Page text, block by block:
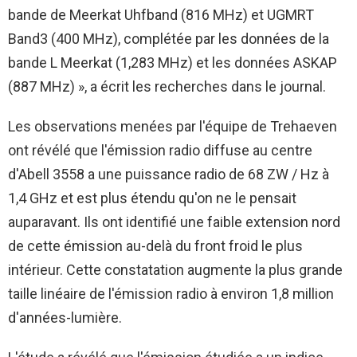
bande de Meerkat Uhfband (816 MHz) et UGMRT
Band3 (400 MHz), complétée par les données de la
bande L Meerkat (1,283 MHz) et les données ASKAP
(887 MHz) », a écrit les recherches dans le journal.
Les observations menées par l'équipe de Trehaeven
ont révélé que l'émission radio diffuse au centre
d'Abell 3558 a une puissance radio de 68 ZW / Hz à
1,4 GHz et est plus étendu qu'on ne le pensait
auparavant. Ils ont identifié une faible extension nord
de cette émission au-delà du front froid le plus
intérieur. Cette constatation augmente la plus grande
taille linéaire de l'émission radio à environ 1,8 million
d'années-lumière.